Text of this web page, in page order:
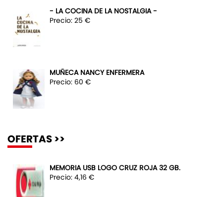
- LA COCINA DE LA NOSTALGIA -
Precio: 25 €
MUÑECA NANCY ENFERMERA
Precio: 60 €
OFERTAS >>
MEMORIA USB LOGO CRUZ ROJA 32 GB.
Precio: 4,16 €